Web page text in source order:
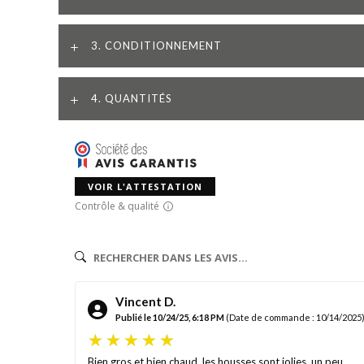
3. CONDITIONNEMENT
4. QUANTITÉS
VOIR L'ATTESTATION
Contrôle & qualité
Vincent D.
Publié le 10/24/25, 6:18 PM (Date de commande : 10/14/2025)